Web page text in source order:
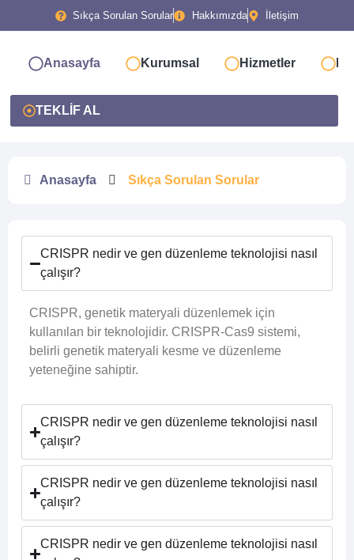
Sıkça Sorulan Sorular Hakkımızda İletişim
Anasayfa Kurumsal Hizmetler
TEKLİF AL
Anasayfa Sıkça Sorulan Sorular
CRISPR nedir ve gen düzenleme teknolojisi nasıl
çalışır?
CRISPR, genetik materyali düzenlemek için
kullanılan bir teknolojidir. CRISPR-Cas9 sistemi,
belirli genetik materyali kesme ve düzenleme
yeteneğine sahiptir.
CRISPR nedir ve gen düzenleme teknolojisi nasıl
çalışır?
CRISPR nedir ve gen düzenleme teknolojisi nasıl
çalışır?
CRISPR nedir ve gen düzenleme teknolojisi nasıl